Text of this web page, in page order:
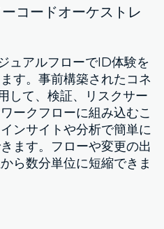
コードオーケストレ
ュアルフローでID体験を
す。事前構築されたコネ
して、検証、リスクサー
ークフローに組み込むこ
ンサイトや分析で簡単に
ます。フローや変更の出
ら数分単位に短縮できま